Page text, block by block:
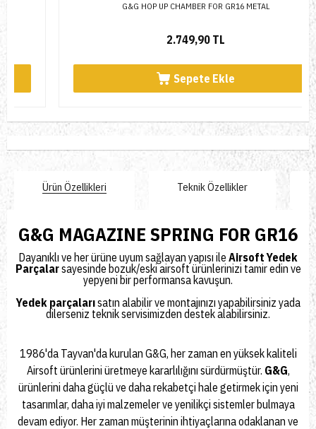
G&G HOP UP CHAMBER FOR GR16 METAL
2.749,90 TL
Sepete Ekle
Ürün Özellikleri Teknik Özellikler
G&G MAGAZINE SPRING FOR GR16
Dayanıklı ve her ürüne uyum sağlayan yapısı ile Airsoft Yedek
Parçalarsayesinde bozuk/eski airsoft ürünlerinizi tamir edin ve
yepyeni bir performansa kavuşun.
Yedek parçalarısatın alabilir ve montajınızı yapabilirsiniz yada
dilerseniz teknik servisimizden destek alabilirsiniz.
1986'da Tayvan'da kurulan G&G, her zaman en yüksek kaliteli
Airsoft ürünlerini üretmeye kararlılığını sürdürmüştür. G&G,
ürünlerini daha güçlü ve daha rekabetçi hale getirmek için yeni
tasarımlar, daha iyi malzemeler ve yenilikçi sistemler bulmaya
devam ediyor. Her zaman müşterinin ihtiyaçlarına odaklanan ve